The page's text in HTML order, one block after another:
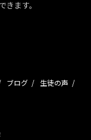
ます。
ブログ
生徒の声